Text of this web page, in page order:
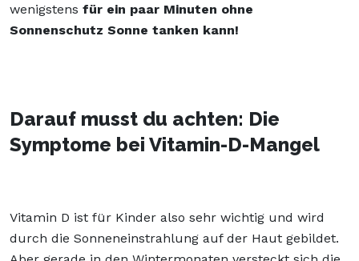
wenigstens für ein paar Minuten ohne
Sonnenschutz Sonne tanken kann!
Darauf musst du achten: Die
Symptome bei Vitamin-D-Mangel
Vitamin D ist für Kinder also sehr wichtig und wird
durch die Sonneneinstrahlung auf der Haut gebildet.